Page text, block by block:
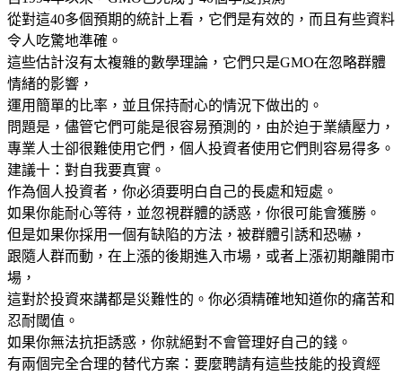
從對這40多個預期的統計上看，它們是有效的，而且有些資料
令人吃驚地準確。
這些估計沒有太複雜的數學理論，它們只是GMO在忽略群體
情緒的影響，
運用簡單的比率，並且保持耐心的情況下做出的。
問題是，儘管它們可能是很容易預測的，由於迫于業績壓力，
專業人士卻很難使用它們，個人投資者使用它們則容易得多。
建議十：對自我要真實。
作為個人投資者，你必須要明白自己的長處和短處。
如果你能耐心等待，並忽視群體的誘惑，你很可能會獲勝。
但是如果你採用一個有缺陷的方法，被群體引誘和恐嚇，
跟隨人群而動，在上漲的後期進入市場，或者上漲初期離開市
場，
這對於投資來講都是災難性的。你必須精確地知道你的痛苦和
忍耐閾值。
如果你無法抗拒誘惑，你就絕對不會管理好自己的錢。
有兩個完全合理的替代方案：要麼聘請有這些技能的投資經